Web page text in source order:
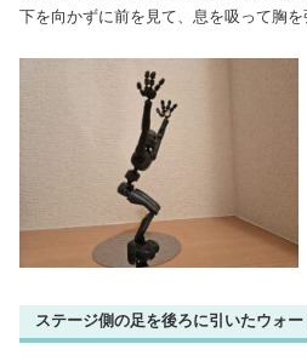
下を向かずに前を見て、息を吸って胸を
ステージ側の足を後ろに引いたウォー